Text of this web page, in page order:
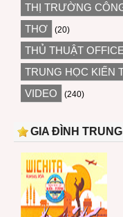
THỊ TRƯỜNG
THƠ (20)
THỦ THUẬT OFFICE
TRUNG HỌC KIẾN
VIDEO (240)
GIA ĐÌNH